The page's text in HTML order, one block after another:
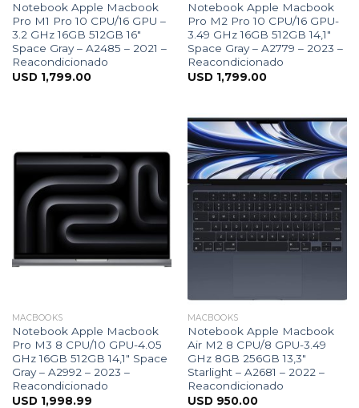
Notebook Apple Macbook
Pro M1 Pro 10 CPU/16 GPU –
3.2 GHz 16GB 512GB 16″
Space Gray – A2485 – 2021 –
Reacondicionado
USD 1,799.00
Notebook Apple Macbook
Pro M2 Pro 10 CPU/16 GPU-
3.49 GHz 16GB 512GB 14,1″
Space Gray – A2779 – 2023 –
Reacondicionado
USD 1,799.00
MACBOOKS
Notebook Apple Macbook
Pro M3 8 CPU/10 GPU-4.05
GHz 16GB 512GB 14,1″ Space
Gray – A2992 – 2023 –
Reacondicionado
USD 1,998.99
MACBOOKS
Notebook Apple Macbook
Air M2 8 CPU/8 GPU-3.49
GHz 8GB 256GB 13,3″
Starlight – A2681 – 2022 –
Reacondicionado
USD 950.00